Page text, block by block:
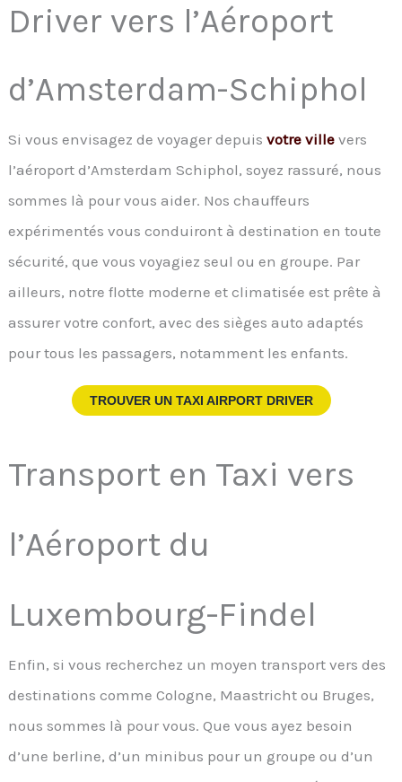
Driver vers l’Aéroport
d’Amsterdam-Schiphol
Si vous envisagez de voyager depuisvotre ville vers
l’aéroport d’Amsterdam Schiphol, soyez rassuré, nous
sommes là pour vous aider. Nos chauffeurs
expérimentés vous conduiront à destination en toute
sécurité, que vous voyagiez seul ou en groupe. Par
ailleurs, notre flotte moderne et climatisée est prête à
assurer votre confort, avec des sièges auto adaptés
pour tous les passagers, notamment les enfants.
TROUVER UN TAXI AIRPORT DRIVER
Transport en Taxi vers
l’Aéroport du
Luxembourg-Findel
Enfin, si vous recherchez un moyen transport vers des
destinations comme Cologne, Maastricht ou Bruges,
nous sommes là pour vous. Que vous ayez besoin
d’une berline, d’un minibus pour un groupe ou d’un